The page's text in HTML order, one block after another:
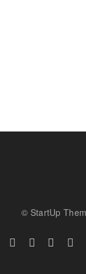
© StartUp